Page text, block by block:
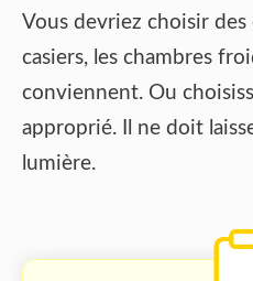
Vous devriez choisir des
casiers, les chambres
conviennent. Ou
approprié. Il ne doit
lumière.